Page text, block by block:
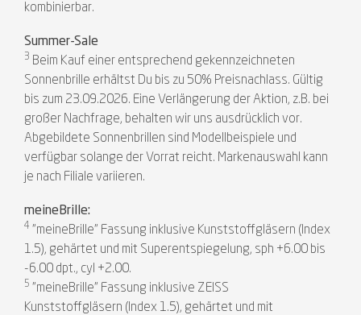
kombinierbar.
Summer-Sale
3 Beim Kauf einer entsprechend gekennzeichneten
Sonnenbrille erhältst Du bis zu 50% Preisnachlass. Gültig
bis zum 23.09.2026. Eine Verlängerung der Aktion, z.B. bei
großer Nachfrage, behalten wir uns ausdrücklich vor.
Abgebildete Sonnenbrillen sind Modellbeispiele und
verfügbar solange der Vorrat reicht. Markenauswahl kann
je nach Filiale variieren.
meineBrille:
4 "meineBrille" Fassung inklusive Kunststoffgläsern (Index
1.5), gehärtet und mit Superentspiegelung, sph +6.00 bis
-6.00 dpt., cyl +2.00.
5 "meineBrille" Fassung inklusive ZEISS
Kunststoffgläsern (Index 1.5), gehärtet und mit